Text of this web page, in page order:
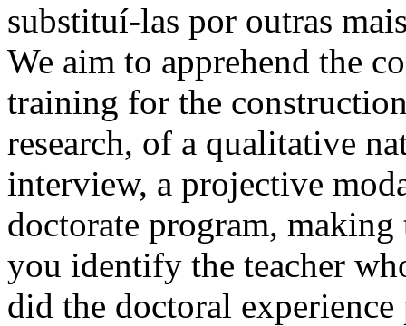
substituí-las por outras
We aim to apprehend the
training for the
research, of a qualitative
interview, a projective
doctorate program,
you identify the teacher
did the doctoral